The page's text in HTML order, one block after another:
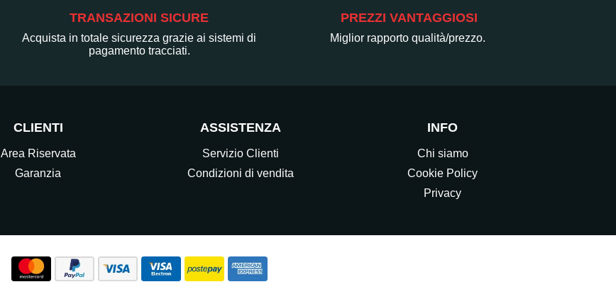
TRANSAZIONI SICURE
Acquista in totale sicurezza grazie ai sistemi di
pagamento tracciati.
PREZZI VANTAGGIOSI
Miglior rapporto qualità/prezzo.
CLIENTI
Area Riservata
Garanzia
ASSISTENZA
Servizio Clienti
Condizioni di vendita
INFO
Chi siamo
Cookie Policy
Privacy